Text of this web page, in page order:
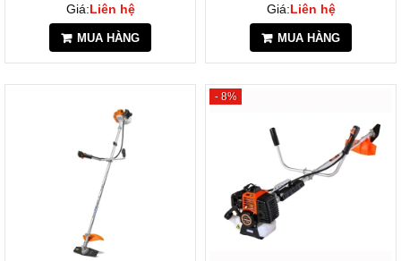
Giá:Liên hệ
MUA HÀNG
Giá:Liên hệ
MUA HÀNG
- 8%